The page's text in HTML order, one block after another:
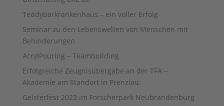
Teddybärkrankenhaus – ein voller Erfolg
Seminar zu den Lebenswelten von Menschen mit
Behinderungen
AcrylPouring – Teambuilding
Erfolgreiche Zeugnisübergabe an der TFA –
Akademie am Standort in Prenzlau:
Geisterfest 2023 im Forscherpark Neubrandenburg